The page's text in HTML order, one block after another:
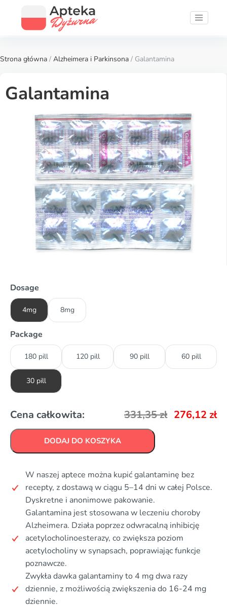
Strona główna / Alzheimera i Parkinsona / Galantamina
Galantamina
Dosage
4mg 8mg
Package
180 pill 120 pill 90 pill 60 pill
30 pill
Cena całkowita: 331,35zł 276,12 zł
DODAJ DO KOSZYKA
W naszej aptece można kupić galantaminę bez
recepty, z dostawą w ciągu 5–14 dni w całej Polsce.
Dyskretne i anonimowe pakowanie.
Galantamina jest stosowana w leczeniu choroby
Alzheimera. Działa poprzez odwracalną inhibicję
acetylocholinoesterazy, co zwiększa poziom
acetylocholiny w synapsach, poprawiając funkcje
poznawcze.
Zwykła dawka galantaminy to 4 mg dwa razy
dziennie, z możliwością zwiększenia do 16-24 mg
dziennie.